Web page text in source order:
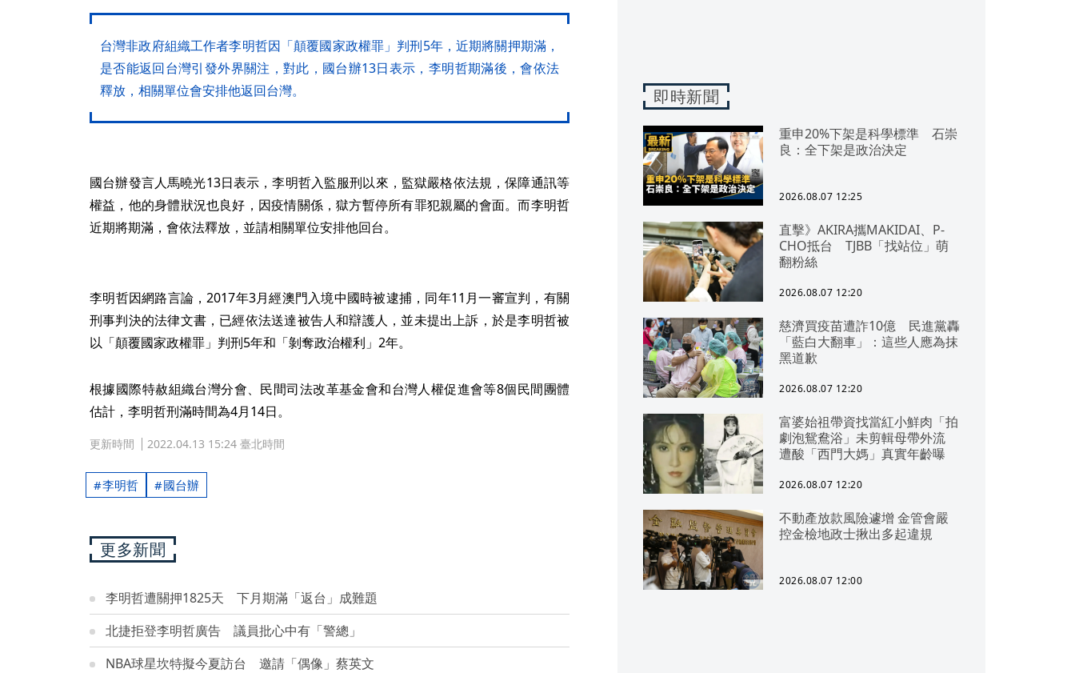
台灣非政府組織工作者李明哲因「顛覆國家政權罪」判刑5年，近期將關押期滿，
是否能返回台灣引發外界關注，對此，國台辦13日表示，李明哲期滿後，會依法
釋放，相關單位會安排他返回台灣。
國台辦發言人馬曉光13日表示，李明哲入監服刑以來，監獄嚴格依法規，保障通訊等
權益，他的身體狀況也良好，因疫情關係，獄方暫停所有罪犯親屬的會面。而李明哲
近期將期滿，會依法釋放，並請相關單位安排他回台。
李明哲因網路言論，2017年3月經澳門入境中國時被逮捕，同年11月一審宣判，有關
刑事判決的法律文書，已經依法送達被告人和辯護人，並未提出上訴，於是李明哲被
以「顛覆國家政權罪」判刑5年和「剝奪政治權利」2年。
根據國際特赦組織台灣分會、民間司法改革基金會和台灣人權促進會等8個民間團體
估計，李明哲刑滿時間為4月14日。
更新時間 2022.04.13 15:24 臺北時間
李明哲 國台辦
更多新聞
李明哲遭關押1825天 下月期滿「返台」成難題
北捷拒登李明哲廣告 議員批心中有「警總」
NBA球星坎特擬今夏訪台 邀請「偶像」蔡英文
即時新聞
重申20%下架是科學標準 石崇
良：全下架是政治決定
2026.08.07 12:25
直擊》AKIRA攜MAKIDAI、P-
CHO抵台 TJBB「找站位」萌
翻粉絲
2026.08.07 12:20
慈濟買疫苗遭詐10億 民進黨轟
「藍白大翻車」：這些人應為抹
黑道歉
2026.08.07 12:20
富婆始祖帶資找當紅小鮮肉「拍
劇泡鴛鴦浴」未剪輯母帶外流
遭酸「西門大媽」真實年齡曝
2026.08.07 12:20
不動產放款風險遽增 金管會嚴
控金檢地政士揪出多起違規
2026.08.07 12:00